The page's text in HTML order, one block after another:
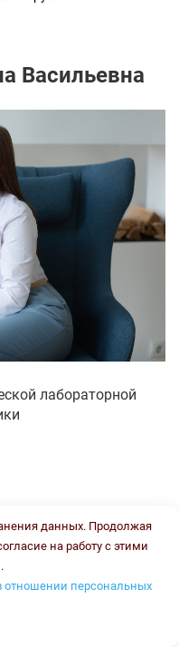
Васильевна
лабораторной
до 18.00
данных. Продолжая
на работу с этими
отношении персональных